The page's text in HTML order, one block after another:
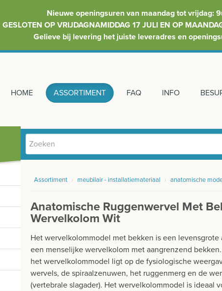
Nieuwe openingsuren van maandag tot vrijdag:
GESLOTEN OP VRIJDAGNAMIDDAG 17 JULI EN OP
Gelieve bij levering het juiste leveradres en
HOME ASSORTIMENT FAQ INFO
Assortiment › meubilair - installatiemateriaal › anatomische
Anatomische Ruggenwervel Met
Wervelkolom Wit
Het wervelkolommodel met bekken is een levensgrote
een menselijke wervelkolom met aangrenzend
het wervelkolommodel ligt op de fysiologische
wervels, de spiraalzenuwen, het ruggenmerg en de
(vertebrale slagader). Het wervelkolommodel is ideaal